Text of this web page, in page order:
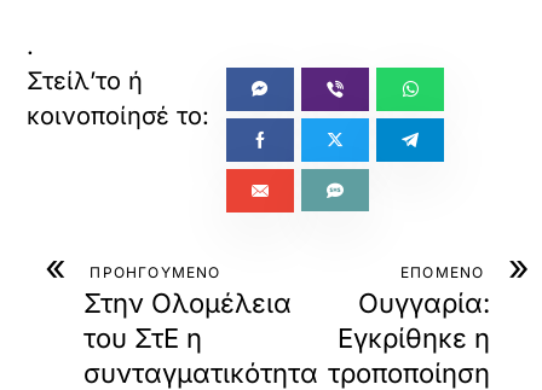
.
« ΠΡΟΗΓΟΥΜΕΝΟ
Στην Ολομέλεια
του ΣτΕ η
συνταγματικότητα
»
ΕΠΟΜΕΝΟ
Ουγγαρία:
Εγκρίθηκε η
τροποποίηση